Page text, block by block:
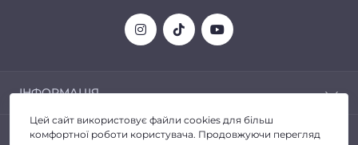
ІНФОРМАЦІЯ
Доставка та Оплата
ПОПУЛЯРНЕ
Цей сайт використовує файли cookies для більш
комфортної роботи користувача. Продовжуючи перегляд